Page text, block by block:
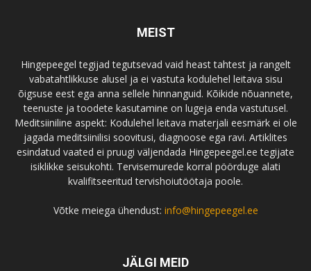
MEIST
Hingepeegel tegijad tegutsevad vaid heast tahtest ja rangelt
vabatahtlikkuse alusel ja ei vastuta kodulehel leitava sisu
õigsuse eest ega anna sellele hinnanguid. Kõikide nõuannete,
teenuste ja toodete kasutamine on lugeja enda vastutusel.
Meditsiiniline aspekt: Kodulehel leitava materjali eesmärk ei ole
jagada meditsiinilisi soovitusi, diagnoose ega ravi. Artiklites
esindatud vaated ei pruugi väljendada Hingepeegel.ee tegijate
isiklikke seisukohti. Tervisemurede korral pöörduge alati
kvalifitseeritud tervishoiutöötaja poole.
Võtke meiega ühendust: info@hingepeegel.ee
JÄLGI MEID